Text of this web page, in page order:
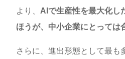
より、 AIで生産性を最大化し
ほうが、中小企業にとっては
さらに、進出形態として最も